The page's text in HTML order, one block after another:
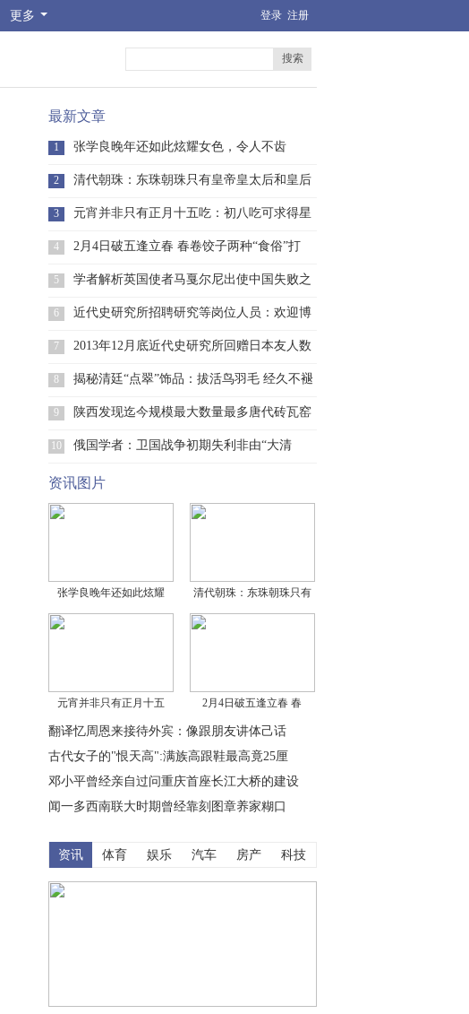
更多 登录 注册
搜索
最新文章
1 张学良晚年还如此炫耀女色，令人不齿
2
清代朝珠：东珠朝珠只有皇帝皇太后和皇后
能佩
3
元宵并非只有正月十五吃：初八吃可求得星
4 2月4日破五逢立春 春卷饺子两种“食俗”打
5
学者解析英国使者马戛尔尼出使中国失败之
谜
6
近代史研究所招聘研究等岗位人员：欢迎博
7
2013年12月底近代史研究所回赠日本友人数
据
8 揭秘清廷“点翠”饰品：拔活鸟羽毛 经久不褪
9
陕西发现迄今规模最大数量最多唐代砖瓦窑
群
10
俄国学者：卫国战争初期失利非由“大清
资讯图片
张学良晚年还如此炫耀 清代朝珠：东珠朝珠只有
元宵并非只有正月十五 2月4日破五逢立春 春
翻译忆周恩来接待外宾：像跟朋友讲体己话
古代女子的"恨天高":满族高跟鞋最高竟25厘
邓小平曾经亲自过问重庆首座长江大桥的建设
闻一多西南联大时期曾经靠刻图章养家糊口
资讯 体育 娱乐 汽车 房产 科技